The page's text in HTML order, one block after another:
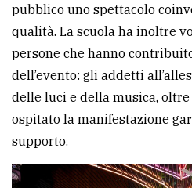
pubblico uno spettacolo
qualità. La scuola ha inoltre
persone che hanno
dell’evento: gli addetti
delle luci e della musica,
ospitato la manifestazione
supporto.